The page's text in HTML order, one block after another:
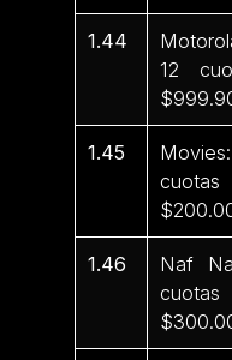
1.44
12
1.45
1.46
Naf